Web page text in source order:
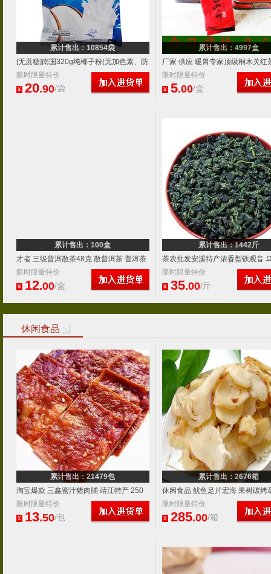
累计售出：10854袋
[无蔗糖]南国320g纯椰子粉(无加色素、防
腐剂)纯正好品质
限时限量特价
¥ 20.90/袋
累计售出：4997盒
厂家 供应 暖胃专家顶级桐木关红
山茶叶 高级正山小种
限时限量特价
¥ 5.00/盒
累计售出：100盒
才者 三级普洱散茶48克 散普洱茶 普洱茶
散茶批发 散装普洱茶特产
限时限量特价
¥ 12.00/盒
累计售出：1442斤
茶农批发安溪特产浓香型铁观音
山口感细滑香高BN48
限时限量特价
¥ 35.00/斤
休闲食品
累计售出：21479包
淘宝爆款 三鑫蜜汁猪肉脯 靖江特产 250
克一代(5味可选)
限时限量特价
¥ 13.50/包
累计售出：2676箱
休闲食品 鱿鱼足片宏海 果树碳烤
水产海鲜零食
限时限量特价
¥ 285.00/箱